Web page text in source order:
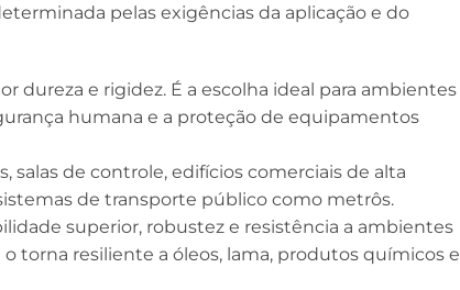
pelas exigências da aplicação e do
dureza e rigidez. É a escolha ideal para ambientes
humana e a proteção de equipamentos
salas de controle, edifícios comerciais de alta
de transporte público como metrôs.
superior, robustez e resistência a ambientes
torna resiliente a óleos, lama, produtos químicos e